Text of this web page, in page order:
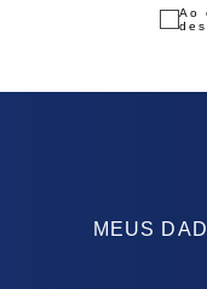
Ao
MEUS